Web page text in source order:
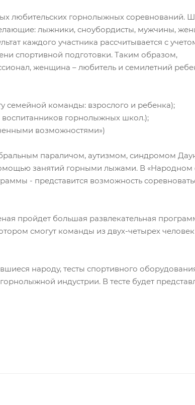
любительских горнолыжных соревнований.
лыжники, сноубордисты, мужчины,
каждого участника рассчитывается с
спортивной подготовки. Таким образом,
женщина – любитель и семилетний
семейной команды: взрослого и ребенка);
воспитанников горнолыжных школ.);
возможностями»)
параличом, аутизмом, синдромом
занятий горными лыжами. В «Народном
- представится возможность
пройдет большая развлекательная
смогут команды из двух-четырех
народу, тесты спортивного
индустрии. В тесте будет